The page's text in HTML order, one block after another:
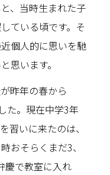
、当時生まれた子
ている頃です。そ
個人的に思いを馳
思います。
昨年の春から
た。現在中学3年
習いに来たのは、
おそらくまだ3、
慶で教室に入れ